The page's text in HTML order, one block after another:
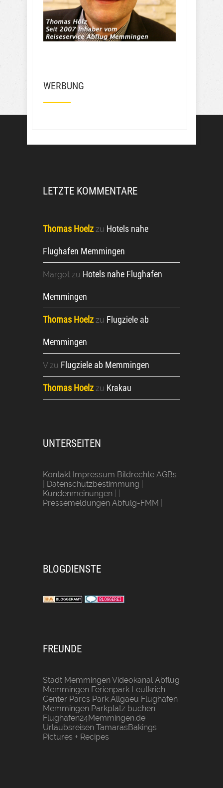
weniger. Wie soll ich das finden?
Frechheit wie die den Leuten das
Geld aus der Tasche ziehen….
Mehr Bewertungen
WERBUNG
LETZTE KOMMENTARE
Thomas Hoelz zu Hotels nahe
Flughafen Memmingen
Margot zu Hotels nahe Flughafen
Memmingen
Thomas Hoelz zu Flugziele ab
Memmingen
Vzu Flugziele ab Memmingen
Thomas Hoelz zu Krakau
UNTERSEITEN
Kontakt Impressum Bildrechte AGBs
Datenschutzbestimmung
Kundenmeinungen
Pressemeldungen Abfulg-FMM
BLOGDIENSTE
FREUNDE
Stadt MemmingenVideokanal Abflug
Memmingen Ferienpark Leutkrich
Center Parcs Park Allgaeu Flughafen
Memmingen Parkplatz buchen
Flughafen24Memmingen.de
Urlaubsreisen TamarasBakings
Pictures + Recipes